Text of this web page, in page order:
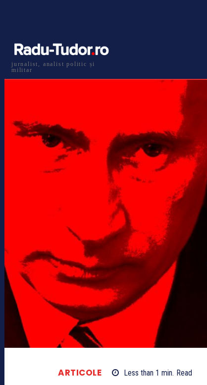
jurnalist, analist politic și
militar
ARTICOLE Less than 1 min. Read